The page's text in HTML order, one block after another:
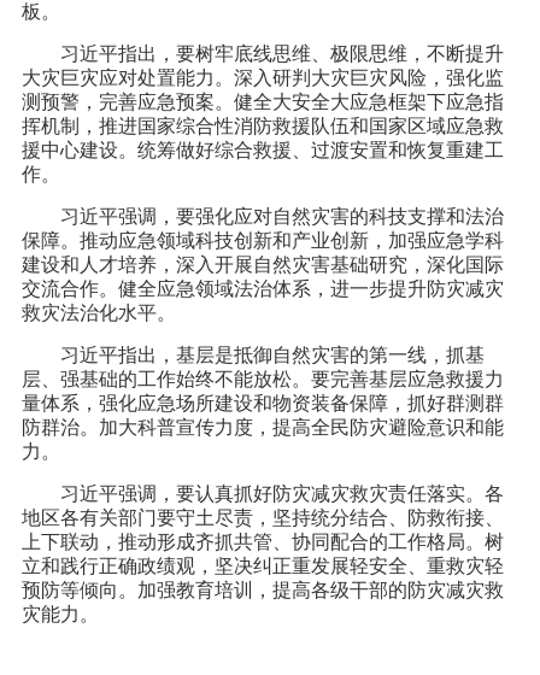
板。
习近平指出，要树牢底线思维、极限思维，不断提升
大灾巨灾应对处置能力。深入研判大灾巨灾风险，强化监
测预警，完善应急预案。健全大安全大应急框架下应急指
挥机制，推进国家综合性消防救援队伍和国家区域应急救
援中心建设。统筹做好综合救援、过渡安置和恢复重建工
作。
习近平强调，要强化应对自然灾害的科技支撑和法治
保障。推动应急领域科技创新和产业创新，加强应急学科
建设和人才培养，深入开展自然灾害基础研究，深化国际
交流合作。健全应急领域法治体系，进一步提升防灾减灾
救灾法治化水平。
习近平指出，基层是抵御自然灾害的第一线，抓基
层、强基础的工作始终不能放松。要完善基层应急救援力
量体系，强化应急场所建设和物资装备保障，抓好群测群
防群治。加大科普宣传力度，提高全民防灾避险意识和能
力。
习近平强调，要认真抓好防灾减灾救灾责任落实。各
地区各有关部门要守土尽责，坚持统分结合、防救衔接、
上下联动，推动形成齐抓共管、协同配合的工作格局。树
立和践行正确政绩观，坚决纠正重发展轻安全、重救灾轻
预防等倾向。加强教育培训，提高各级干部的防灾减灾救
灾能力。